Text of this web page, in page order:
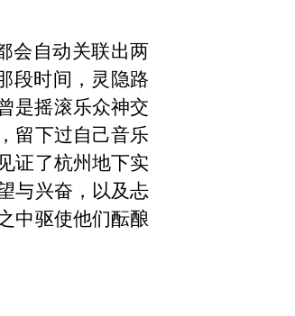
会自动关联出两
段时间，灵隐路
是摇滚乐众神交
留下过自己音乐
证了杭州地下实
与兴奋，以及忐
中驱使他们酝酿